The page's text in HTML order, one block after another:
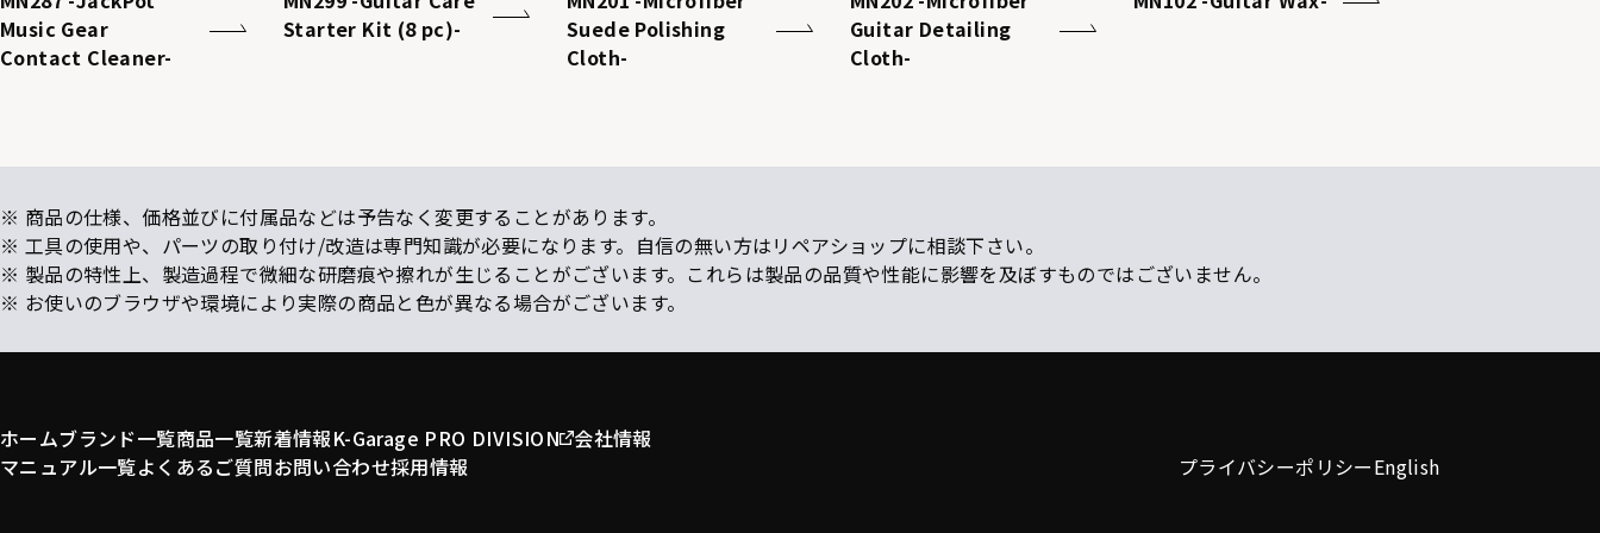
Music Gear
Contact Cleaner-
Starter Kit (8 pc)-
Suede Polishing
Cloth-
Guitar Detailing
Cloth-
※ 商品の仕様、価格並びに付属品などは予告なく変更することがあります。
※ 工具の使用や、パーツの取り付け/改造は専門知識が必要になります。自信の無い方はリペアショップに相談下さい。
※ 製品の特性上、製造過程で微細な研磨痕や擦れが生じることがございます。これらは製品の品質や性能に影響を及ぼすものではございません。
※ お使いのブラウザや環境により実際の商品と色が異なる場合がございます。
ホームブランド一覧商品一覧新着情報K-Garage PRO DIVISION 会社情報
マニュアル一覧よくあるご質問お問い合わせ採用情報 プライバシーポリシーEnglish